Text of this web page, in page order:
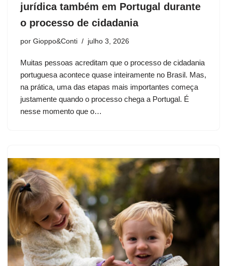
jurídica também em Portugal durante
o processo de cidadania
por Gioppo&Conti julho 3, 2026
Muitas pessoas acreditam que o processo de cidadania
portuguesa acontece quase inteiramente no Brasil. Mas,
na prática, uma das etapas mais importantes começa
justamente quando o processo chega a Portugal. É
nesse momento que o…